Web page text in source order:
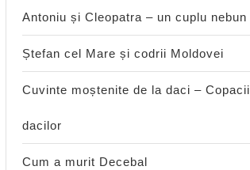
Antoniu și Cleopatra – un cuplu nebun
Ștefan cel Mare și codrii Moldovei
Cuvinte moștenite de la daci – Copacii
dacilor
Cum a murit Decebal